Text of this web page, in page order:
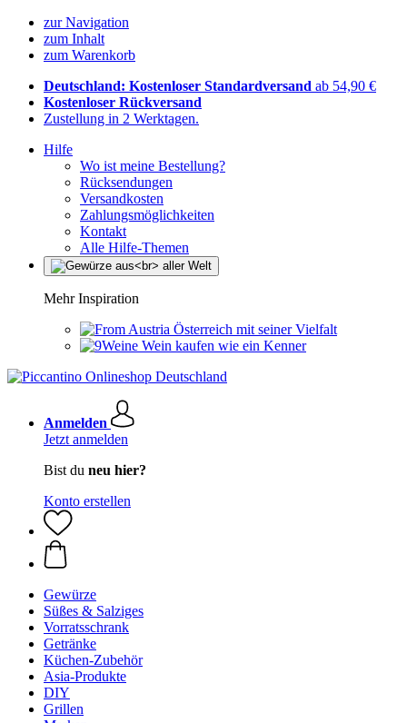
zur Navigation
zum Inhalt
zum Warenkorb
Deutschland: Kostenloser Standardversand ab 54,90 €
Kostenloser Rückversand
Zustellung in 2 Werktagen.
Hilfe
Wo ist meine Bestellung?
Rücksendungen
Versandkosten
Zahlungsmöglichkeiten
Kontakt
Alle Hilfe-Themen
Mehr Inspiration
Österreich mit seiner Vielfalt
Wein kaufen wie ein Kenner
Anmelden
Jetzt anmelden
Bist du neu hier?
Konto erstellen
Gewürze
Süßes & Salziges
Vorratsschrank
Getränke
Küchen-Zubehör
Asia-Produkte
DIY
Grillen